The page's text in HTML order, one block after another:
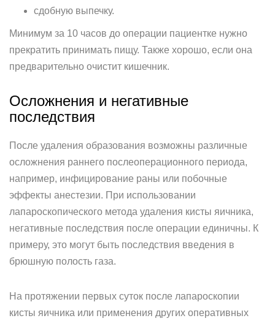
сдобную выпечку.
Минимум за 10 часов до операции пациентке нужно
прекратить принимать пищу. Также хорошо, если она
предварительно очистит кишечник.
Осложнения и негативные
последствия
После удаления образования возможны различные
осложнения раннего послеоперационного периода,
например, инфицирование раны или побочные
эффекты анестезии. При использовании
лапароскопического метода удаления кисты яичника,
негативные последствия после операции единичны. К
примеру, это могут быть последствия введения в
брюшную полость газа.
На протяжении первых суток после лапароскопии
кисты яичника или применения других оперативных